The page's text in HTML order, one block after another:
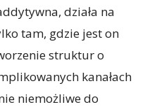
działa na
tam, gdzie jest on
struktur o
kanałach
niemożliwe do